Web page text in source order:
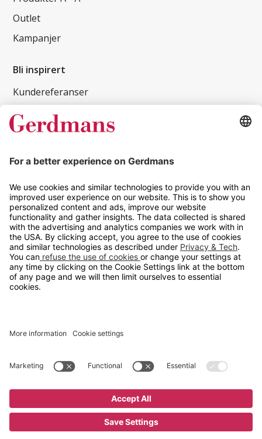
Outlet
Kampanjer
Bli inspirert
Kundereferanser
Magasin
Tips og guider
Kontakt
info@gerdmans.no
67 80 56 20
Åpningstid
Hverdager 08:00-16:00
Cookie innstillinger